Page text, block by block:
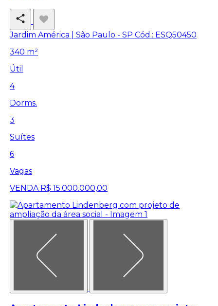
Jardim América | São Paulo - SP Cód.: ESQ50450
340 m²
Útil
4
Dorms.
3
Suítes
6
Vagas
VENDA R$ 15.000.000,00